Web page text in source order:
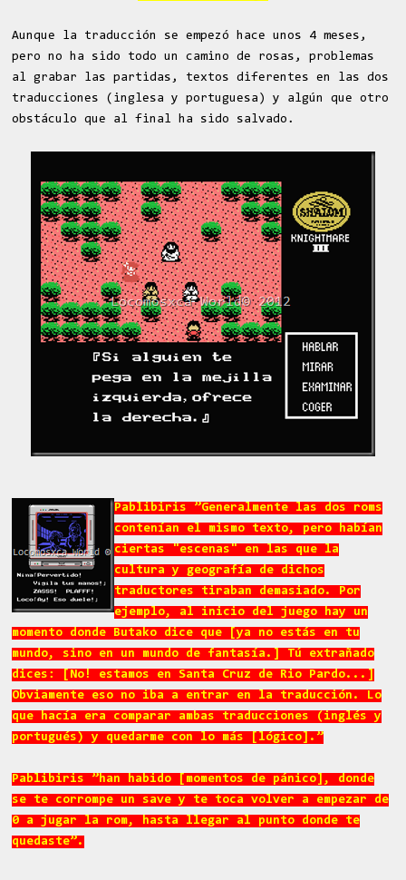
Aunque la traducción se empezó hace unos 4 meses,
pero no ha sido todo un camino de rosas, problemas
al grabar las partidas, textos diferentes en las dos
traducciones (inglesa y portuguesa) y algún que otro
obstáculo que al final ha sido salvado.
Pablibiris ”Generalmente las dos roms
contenían el mismo texto, pero habían
ciertas "escenas" en las que la
cultura y geografía de dichos
traductores tiraban demasiado. Por
ejemplo, al inicio del juego hay un
momento donde Butako dice que [ya no estás en tu
mundo, sino en un mundo de fantasía.] Tú extrañado
dices: [No! estamos en Santa Cruz de Rio Pardo...]
Obviamente eso no iba a entrar en la traducción. Lo
que hacía era comparar ambas traducciones (inglés y
portugués) y quedarme con lo más [lógico].”
Pablibiris ”han habido [momentos de pánico], donde
se te corrompe un save y te toca volver a empezar de
0 a jugar la rom, hasta llegar al punto donde te
quedaste”.